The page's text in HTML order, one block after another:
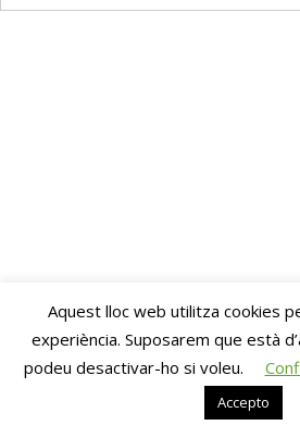
Aquest lloc web utilitza cookies
experiència. Suposarem que està
podeu desactivar-ho si voleu.
Accepto